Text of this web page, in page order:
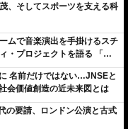
、そしてスポーツを支える科
ムで音楽演出を手掛けるスチ
・プロジェクトを語る 「楽
と成長曲線だから」
名前だけではない…JNSEと
会価値創造の近未来図とは
の要請、ロンドン公演と古式